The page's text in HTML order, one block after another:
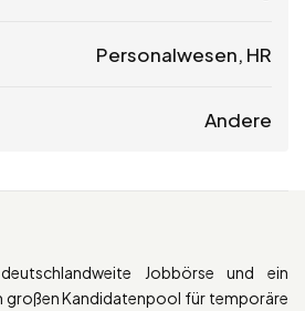
Personalwesen, HR
Andere
Jobbörse und ein
großen Kandidatenpool für temporäre